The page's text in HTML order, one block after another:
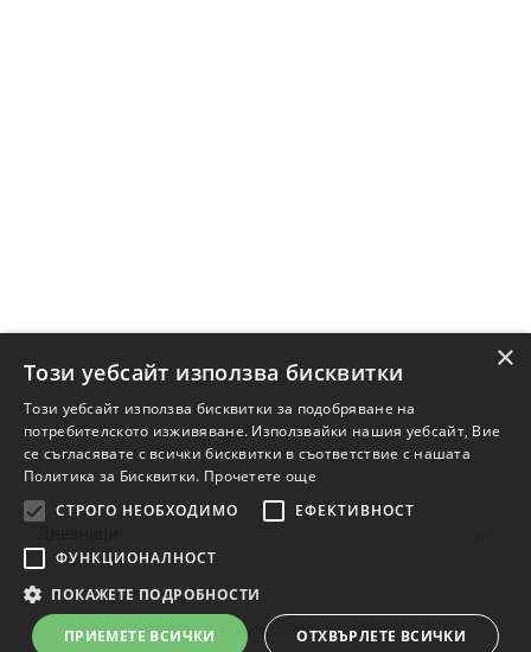
Условия Поверителност
Контакт
×
Този уебсайт използва бисквитки
Този уебсайт използва бисквитки за подобряване на
потребителското изживяване. Използвайки нашия уебсайт, Вие
се съгласявате с всички бисквитки в съответствие с нашата
Политика за Бисквитки. Прочетете още
СТРОГО НЕОБХОДИМО
ЕФЕКТИВНОСТ
ФУНКЦИОНАЛНОСТ
ПОКАЖЕТЕ ПОДРОБНОСТИ
ПРИЕМЕТЕ ВСИЧКИ ОТХВЪРЛЕТЕ ВСИЧКИ